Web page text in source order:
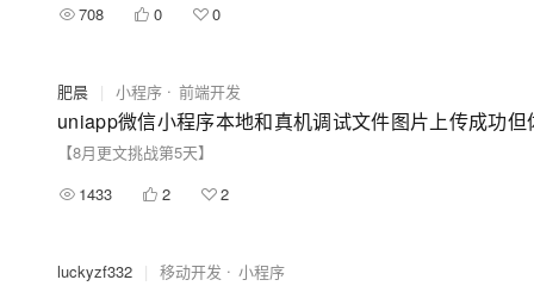
708
0 0
肥晨 | 小程序 前端开发
uniapp微信小程序本地和真机调试文件图片上传成功但
【8月更文挑战第5天】
1433
2 2
luckyzf332 | 移动开发 小程序